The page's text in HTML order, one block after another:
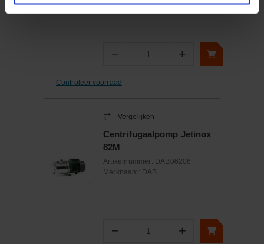
− Aantal +
Controleer voorraad
Vergelijken
Centrifugaalpomp Jetinox
82M
Artikelnummer: DAB06206
Merknaam: DAB
− Aantal +